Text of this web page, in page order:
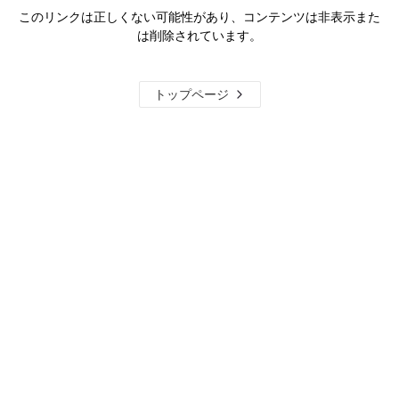
このリンクは正しくない可能性があり、コンテンツは非表示また
は削除されています。
トップページ